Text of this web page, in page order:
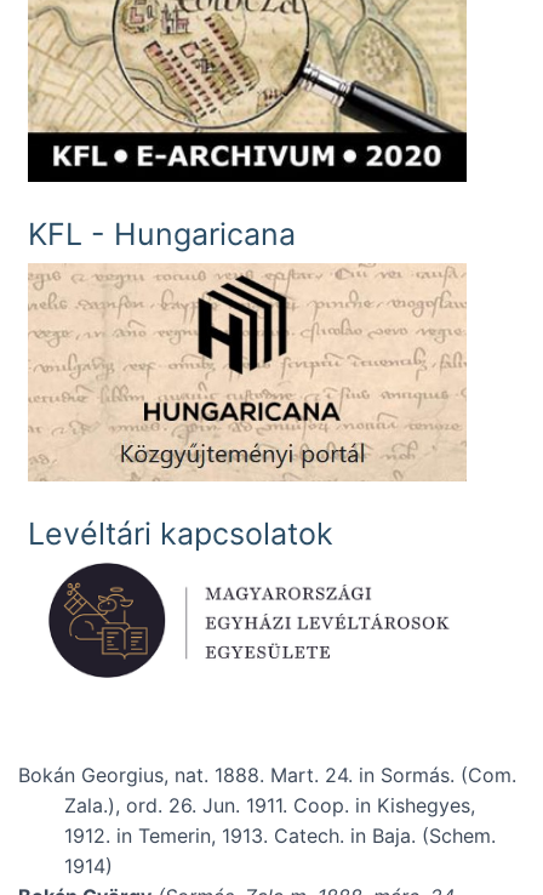
KFL - Hungaricana
Levéltári kapcsolatok
Bokán Georgius, nat. 1888. Mart. 24. in Sormás. (Com.
Zala.), ord. 26. Jun. 1911. Coop. in Kishegyes,
1912. in Temerin, 1913. Catech. in Baja. (Schem.
1914)